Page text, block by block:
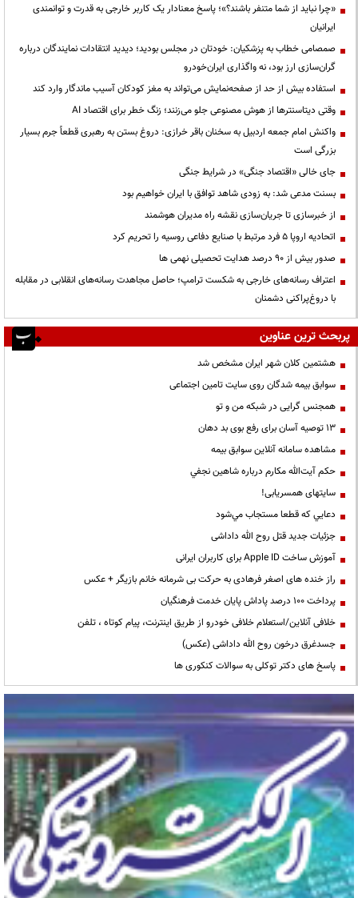
«چرا نباید از شما متنفر باشند؟»؛ پاسخ معنادار یک کاربر خارجی به قدرت و توانمندی
ایرانیان
صمصامی خطاب به پزشکیان: خودتان در مجلس بودید؛ دیدید انتقادات نمایندگان درباره
گران‌سازی ارز بود، نه واگذاری ایران‌خودرو
استفاده بیش از حد از صفحه‌نمایش می‌تواند به مغز کودکان آسیب ماندگار وارد کند
وقتی دیتاسنترها از هوش مصنوعی جلو می‌زنند؛ زنگ خطر برای اقتصاد AI
واکنش امام جمعه اردبیل به سخنان باقر خرازی: دروغ بستن به رهبری قطعاً جرم بسیار
بزرگی است
جای خالی «اقتصاد جنگی» در شرایط جنگی
بسنت مدعی شد: به زودی شاهد توافق با ایران خواهیم بود
از خبرسازی تا جریان‌سازی نقشه راه مدیران هوشمند
اتحادیه اروپا ۵ فرد مرتبط با صنایع دفاعی روسیه را تحریم کرد
صدور بیش از ۹۰ درصد هدایت تحصیلی نهمی ها
اعتراف رسانه‌های خارجی به شکست ترامپ؛ حاصل مجاهدت رسانه‌های انقلابی در مقابله
با دروغ‌پراکنی دشمنان
پربحث ترین عناوین
هشتمین کلان شهر ایران مشخص شد
سوابق بیمه شدگان روی سایت تامین اجتماعی
همجنس گرایی در شبکه من و تو
13 توصیه آسان برای رفع بوی بد دهان
مشاهده سامانه آنلاين سوابق بیمه
حكم آيت‌الله مكارم درباره شاهين نجفي
سایتهای همسریابی!
دعايي كه قطعا مستجاب مي‌شود
جزئیات جدید قتل روح الله داداشی
آموزش ساخت Apple ID برای کاربران ایرانی
راز خنده های اصغر فرهادی به حرکت بی شرمانه خانم بازیگر + عکس
پرداخت ۱۰۰ درصد پاداش پایان خدمت فرهنگیان
خلافی آنلاین/استعلام خلافی خودرو از طریق اینترنت، پیام کوتاه ، تلفن
جسدغرق درخون روح الله داداشی (عکس)
پاسخ های دکتر توکلی به سوالات کنکوری ها